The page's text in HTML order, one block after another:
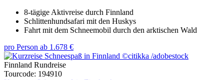
8-tägige Aktivreise durch Finnland
Schlittenhundsafari mit den Huskys
Fahrt mit dem Schneemobil durch den arktischen Wald
pro Person ab 1.678 €
Finnland Rundreise
Tourcode: 194910